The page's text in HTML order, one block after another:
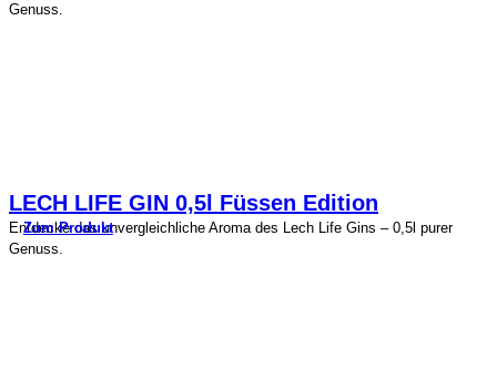
Genuss.
LECH LIFE GIN 0,5l Füssen Edition
Entdecke das unvergleichliche Aroma des Lech Life Gins – 0,5l purer
Genuss.
Zum Produkt